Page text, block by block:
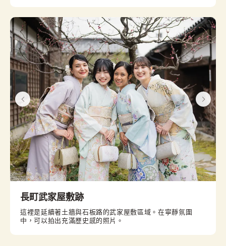
長町武家屋敷跡
這裡是延續著土牆與石板路的武家屋敷區域。在寧靜氛圍
中，可以拍出充滿歷史感的照片。